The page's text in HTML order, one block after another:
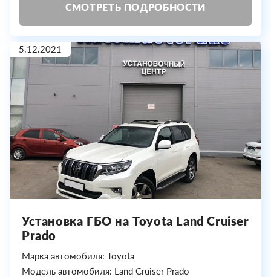
СМОТРЕТЬ ПОДРОБНОСТИ
5.12.2021
Установка ГБО на Toyota Land Cruiser
Prado
Марка автомобиля: Toyota
Модель автомобиля: Land Cruiser Prado